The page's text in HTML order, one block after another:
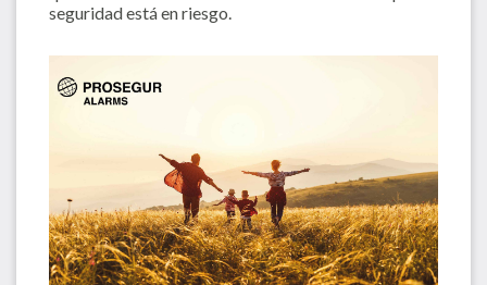
seguridad está en riesgo.